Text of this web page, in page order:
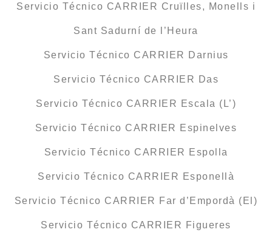
Servicio Técnico CARRIER Cruïlles, Monells i
Sant Sadurní de l’Heura
Servicio Técnico CARRIER Darnius
Servicio Técnico CARRIER Das
Servicio Técnico CARRIER Escala (L’)
Servicio Técnico CARRIER Espinelves
Servicio Técnico CARRIER Espolla
Servicio Técnico CARRIER Esponellà
Servicio Técnico CARRIER Far d’Empordà (El)
Servicio Técnico CARRIER Figueres